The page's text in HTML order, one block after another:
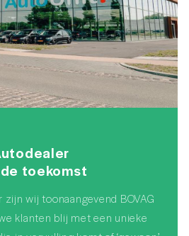
toekomst
wij toonaangevend BOVAG
klanten blij met een unieke